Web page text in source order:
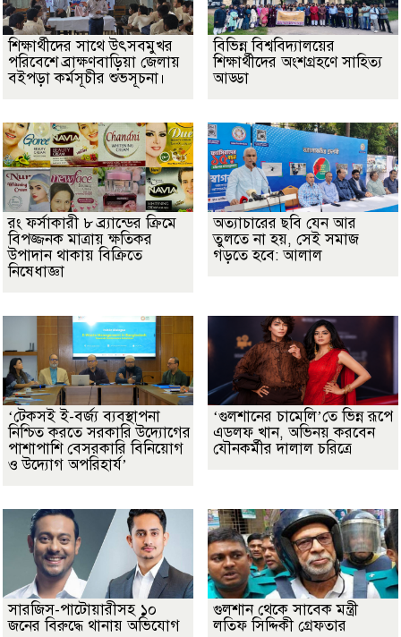
শিক্ষার্থীদের সাথে উৎসবমুখর
পরিবেশে ব্রাক্ষণবাড়িয়া জেলায়
বইপড়া কর্মসূচীর শুভসূচনা।
বিভিন্ন বিশ্ববিদ্যালয়ের
শিক্ষার্থীদের অংশগ্রহণে সাহিত্য
আড্ডা
রং ফর্সাকারী ৮ ব্র্যান্ডের ক্রিমে
বিপজ্জনক মাত্রায় ক্ষতিকর
উপাদান থাকায় বিক্রিতে
নিষেধাজ্ঞা
অত্যাচারের ছবি যেন আর
তুলতে না হয়, সেই সমাজ
গড়তে হবে: আলাল
‘টেকসই ই-বর্জ্য ব্যবস্থাপনা
নিশ্চিত করতে সরকারি উদ্যোগের
পাশাপাশি বেসরকারি বিনিয়োগ
ও উদ্যোগ অপরিহার্য’
‘গুলশানের চামেলি’তে ভিন্ন রূপে
এডলফ খান, অভিনয় করবেন
যৌনকর্মীর দালাল চরিত্রে
সারজিস-পাটোয়ারীসহ ১০
জনের বিরুদ্ধে থানায় অভিযোগ
গুলশান থেকে সাবেক মন্ত্রী
লতিফ সিদ্দিকী গ্রেফতার